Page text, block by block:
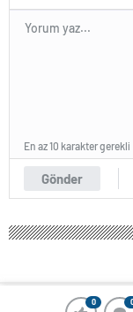
0
Gönder
En az 10 karakter gerekli